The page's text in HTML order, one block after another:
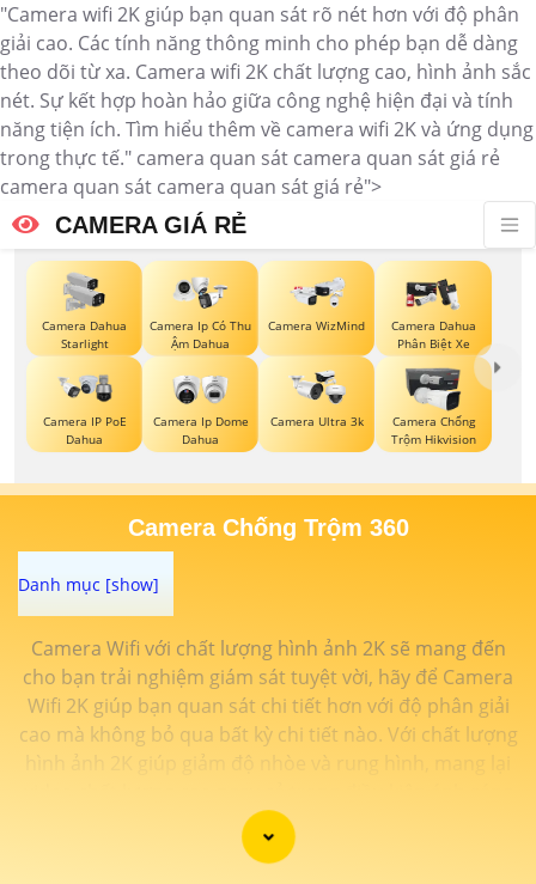
"Camera wifi 2K giúp bạn quan sát rõ nét hơn với độ phân
giải cao. Các tính năng thông minh cho phép bạn dễ dàng
theo dõi từ xa. Camera wifi 2K chất lượng cao, hình ảnh sắc
nét. Sự kết hợp hoàn hảo giữa công nghệ hiện đại và tính
năng tiện ích. Tìm hiểu thêm về camera wifi 2K và ứng dụng
trong thực tế." camera quan sát camera quan sát giá rẻ
camera quan sát camera quan sát giá rẻ">
CAMERA GIÁ RẺ
Camera Dahua
Starlight
Camera Ip Có Thu
Ậm Dahua
Camera WizMind
Camera Dahua
Phân Biệt Xe
Camera IP PoE
Dahua
Camera Ip Dome
Dahua
Camera Ultra 3k
Camera Chống
Trộm Hikvision
Camera Chống Trộm 360
Camera Wifi với chất lượng hình ảnh 2K sẽ mang đến
cho bạn trải nghiệm giám sát tuyệt vời, hãy để Camera
Wifi 2K giúp bạn quan sát chi tiết hơn với độ phân giải
cao mà không bỏ qua bất kỳ chi tiết nào. Với chất lượng
hình ảnh 2K giúp giảm độ nhòe và rung hình, mang lại
yếu. Ngoài ra, Camera wifi 2K giúp tăng khả năng nhận
diện và giám sát đối tượng tốt hơn, đảm bảo an toàn